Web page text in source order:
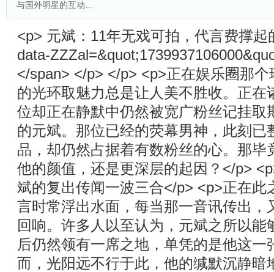
与国外明星的互动…
<p> 元斌：11年无戏可拍，代言费撑
data-
</span> </p> </p> <p>正在娱乐圈那
的光环取魅力总是让人美不胜收。正在
位却正在静默中仍然被宽广粉丝记挂取
的元斌。那位已经的荧幕男神，此刻已
品，却仍然占据着有数粉丝的心。那毕
他的颜值，还是更深层的起因？</p>
斌的复出传闻一波三合</p> <p>正在此
言时常浮出水面，每当那一音讯传出，
回响。许多人以至认为，元斌之所以
后仍然领有一席之地，单凭的是他这一
而，光阳远不行于此，他的缄默沉静暗